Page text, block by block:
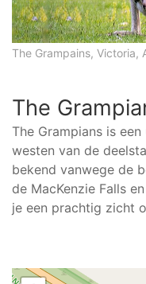
The Grampains, Victoria,
The
The Grampians is
westen van de
bekend vanwege de
de MacKenzie Falls
je een prachtig zicht